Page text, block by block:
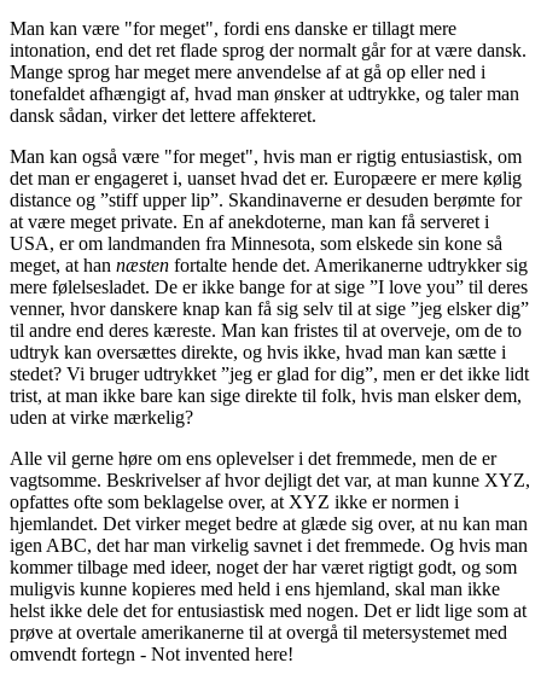
Man kan være "for meget", fordi ens danske er tillagt mere
intonation, end det ret flade sprog der normalt går for at være dansk.
Mange sprog har meget mere anvendelse af at gå op eller ned i
tonefaldet afhængigt af, hvad man ønsker at udtrykke, og taler man
dansk sådan, virker det lettere affekteret.
Man kan også være "for meget", hvis man er rigtig entusiastisk, om
det man er engageret i, uanset hvad det er. Europæere er mere kølig
distance og ”stiff upper lip”. Skandinaverne er desuden berømte for
at være meget private. En af anekdoterne, man kan få serveret i
USA, er om landmanden fra Minnesota, som elskede sin kone så
meget, at han næsten fortalte hende det. Amerikanerne udtrykker sig
mere følelsesladet. De er ikke bange for at sige ”I love you” til deres
venner, hvor danskere knap kan få sig selv til at sige ”jeg elsker dig”
til andre end deres kæreste. Man kan fristes til at overveje, om de to
udtryk kan oversættes direkte, og hvis ikke, hvad man kan sætte i
stedet? Vi bruger udtrykket ”jeg er glad for dig”, men er det ikke lidt
trist, at man ikke bare kan sige direkte til folk, hvis man elsker dem,
uden at virke mærkelig?
Alle vil gerne høre om ens oplevelser i det fremmede, men de er
vagtsomme. Beskrivelser af hvor dejligt det var, at man kunne XYZ,
opfattes ofte som beklagelse over, at XYZ ikke er normen i
hjemlandet. Det virker meget bedre at glæde sig over, at nu kan man
igen ABC, det har man virkelig savnet i det fremmede. Og hvis man
kommer tilbage med ideer, noget der har været rigtigt godt, og som
muligvis kunne kopieres med held i ens hjemland, skal man ikke
helst ikke dele det for entusiastisk med nogen. Det er lidt lige som at
prøve at overtale amerikanerne til at overgå til metersystemet med
omvendt fortegn - Not invented here!